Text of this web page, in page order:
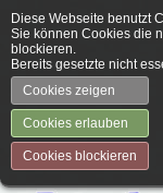
Diese Webseite benutzt
Sie können Cookies die
blockieren.
Bereits gesetzte nicht
Cookies zeigen
Cookies erlauben
Cookies blockieren